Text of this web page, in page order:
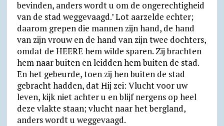
bevinden, anders wordt u om de ongerechtigheid
van de stad weg­ge­vaagd.’ Lot aarzelde echter;
daarom grepen die mannen zijn hand, de hand
van zijn vrouw en de hand van zijn twee dochters,
omdat de HEERE hem wilde sparen. Zij brachten
hem naar buiten en leidden hem buiten de stad.
En het gebeurde, toen zij hen buiten de stad
gebracht hadden, dat Hij zei: Vlucht voor uw
leven, kijk niet achter u en blijf nergens op heel
deze vlakte staan; vlucht naar het bergland,
anders wordt u weggevaagd.